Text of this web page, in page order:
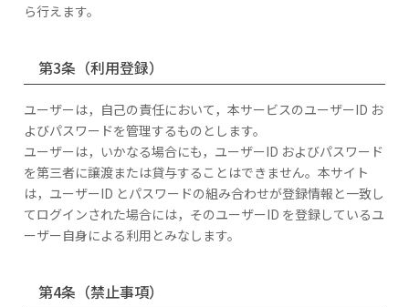
ら行えます。
第3条（利用登録）
ユーザーは，自己の責任において，本サービスのユーザーID お
よびパスワードを管理するものとします。
ユーザーは，いかなる場合にも，ユーザーID およびパスワード
を第三者に譲渡または貸与することはできません。本サイト
は，ユーザーID とパスワードの組み合わせが登録情報と一致し
てログインされた場合には，そのユーザーID を登録しているユ
ーザー自身による利用とみなします。
第4条（禁止事項）